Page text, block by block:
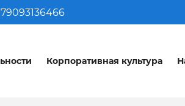
Корпоративная культура